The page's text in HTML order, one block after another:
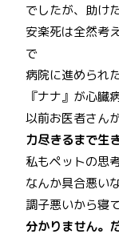
でしたが、助け
安楽死は全然考
で
病院に進められ
『ナナ』が心臓
以前お医者さん
力尽きるまで生
私もペットの思
なんか具合悪い
調子悪いから寝
分かりません。